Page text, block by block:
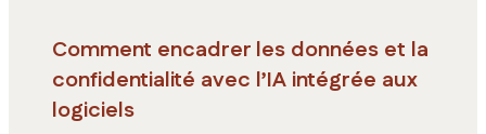
Comment encadrer les données et la
confidentialité avec l’IA intégrée aux
logiciels